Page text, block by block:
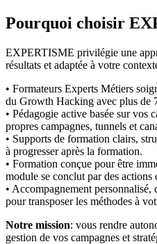
Pourquoi choisir
EXPERTISME privilégie une
résultats et adaptée à votre
• Formateurs Experts Métiers
du Growth Hacking avec plus de
• Pédagogie active basée sur vos
propres campagnes, tunnels et
• Supports de formation clairs,
à progresser après la formation.
• Formation conçue pour être
module se conclut par des
• Accompagnement
pour transposer les méthodes à
Notre mission: vous rendre
gestion de vos campagnes et